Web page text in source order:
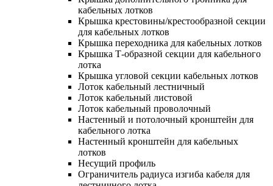
кабельных лотков
Крышка крестовины/крестообразной секции
для кабельных лотков
Крышка переходника для кабельных лотков
Крышка Т-образной секции для кабельного
лотка
Крышка угловой секции кабельных лотков
Лоток кабельный лестничный
Лоток кабельный листовой
Лоток кабельный проволочный
Настенный и потолочный кронштейн для
кабельного лотка
Настенный кронштейн для кабельных
лотков
Несущий профиль
Ограничитель радиуса изгиба кабеля для